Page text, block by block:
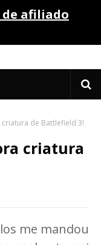
afiliado
de Battlefield 3!
criatura
me mandou